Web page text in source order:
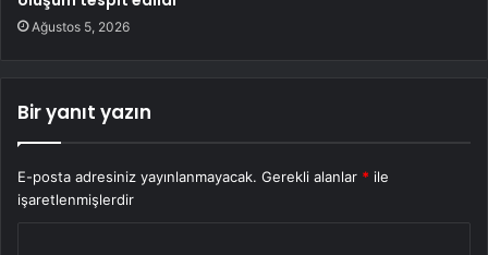
Ağustos 5, 2026
Bir yanıt yazın
E-posta adresiniz yayınlanmayacak. Gerekli alanlar * ile
işaretlenmişlerdir